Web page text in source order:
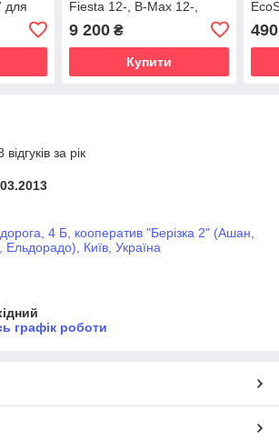
для
TDCi
Fiesta 12-, B-Max 12-,
EcoBoost
9 200₴
Купити
490
за рік
4 Б, кооператив "Берізка 2" (Ашан,
Київ, Україна
графік роботи